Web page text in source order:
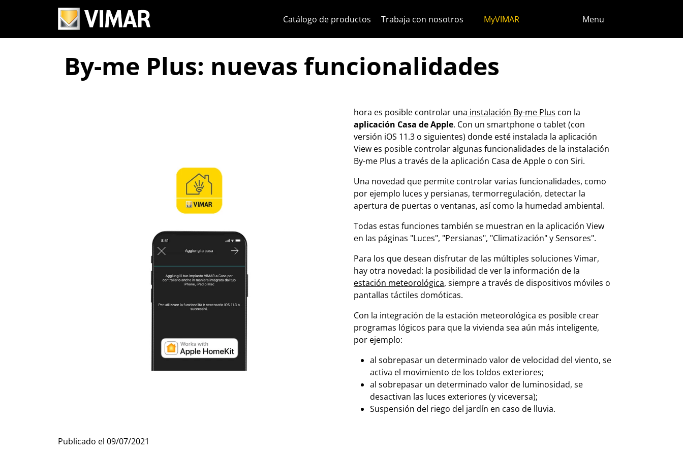
Catálogo de productos Trabaja con nosotros MyVIMAR Menu
By-me Plus: nuevas funcionalidades
hora es posible controlar una instalación By-me Plus con la
aplicación Casa de Apple. Con un smartphone o tablet (con
versión iOS 11.3 o siguientes) donde esté instalada la aplicación
View es posible controlar algunas funcionalidades de la instalación
By-me Plus a través de la aplicación Casa de Apple o con Siri.
Una novedad que permite controlar varias funcionalidades, como
por ejemplo luces y persianas, termorregulación, detectar la
apertura de puertas o ventanas, así como la humedad ambiental.
Todas estas funciones también se muestran en la aplicación View
en las páginas "Luces", "Persianas", "Climatización" y Sensores".
Para los que desean disfrutar de las múltiples soluciones Vimar,
hay otra novedad: la posibilidad de ver la información de la
estación meteorológica, siempre a través de dispositivos móviles o
pantallas táctiles domóticas.
Con la integración de la estación meteorológica es posible crear
programas lógicos para que la vivienda sea aún más inteligente,
por ejemplo:
al sobrepasar un determinado valor de velocidad del viento, se
activa el movimiento de los toldos exteriores;
al sobrepasar un determinado valor de luminosidad, se
desactivan las luces exteriores (y viceversa);
Suspensión del riego del jardín en caso de lluvia.
Publicado el 09/07/2021